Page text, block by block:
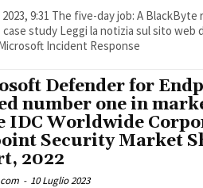
job: A BlackByte ransomware
notizia sul sito web dell' Autore
Incident Response
Defender for
number one in
IDC Worldwide
Security Market
2022
- 10 Luglio 2023